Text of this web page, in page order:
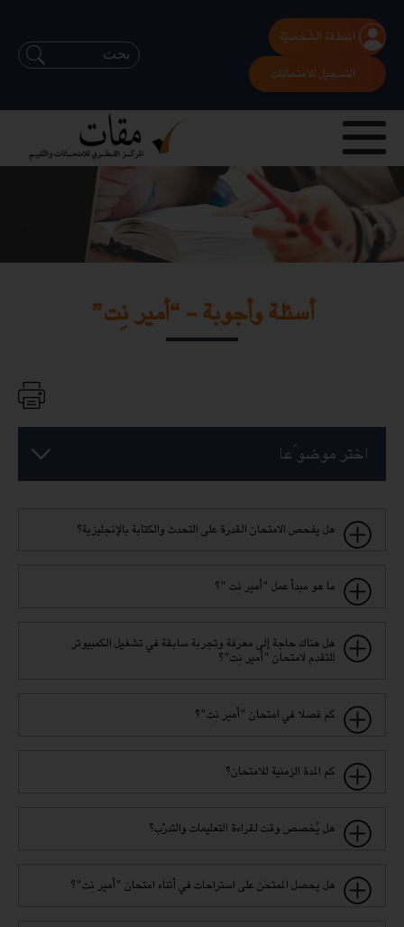
المنطقة الشّخصيّة
التسجيل للامتحانات
أسئلة وأجوبة - “أمير نِت”
اختر موضو ًعا
هل يفحص الامتحان القدرة على التحدث والكتابة بالإنجليزية؟
ما هو مبدأ عمل "أمير نِت "؟
هل هناك حاجة إلى معرفة وتجربة سابقة في تشغيل الكمبيوتر
للتقدم لامتحان "أمير نِت"؟
كم فصلا في امتحان "أمير نِت"؟
كم المدة الزمنية للامتحان؟
هل يُخصص وقت لقراءة التعليمات والتدرّب؟
هل يحصل الممتحَن على استراحات في أثناء امتحان "أمير نِت"؟